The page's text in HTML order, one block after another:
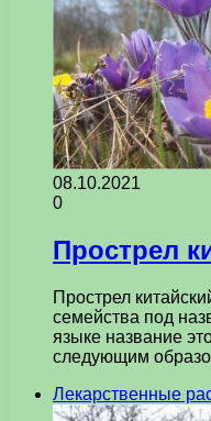
08.10.2021
0
Прострел
Прострел
семейства под
языке название
следующим
Лекарственные